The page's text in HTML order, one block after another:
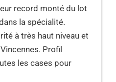
record monté du lot
la spécialité.
à très haut niveau et
Profil
les cases pour